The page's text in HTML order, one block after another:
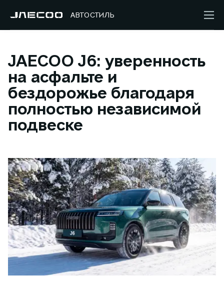
АВТОСТИЛЬ
JAECOO J6: уверенность
на асфальте и
бездорожье благодаря
полностью независимой
подвеске